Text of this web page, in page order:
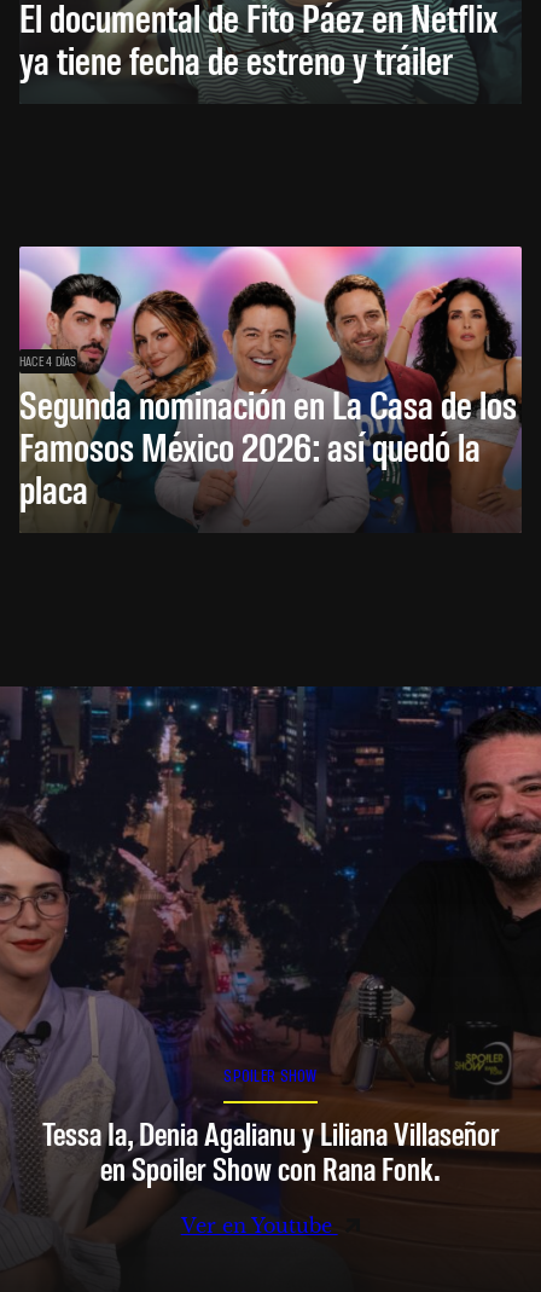
El documental de Fito Páez en Netflix
ya tiene fecha de estreno y tráiler
HACE 4 DÍAS
Segunda nominación en La Casa de los
Famosos México 2026: así quedó la
placa
SPOILER SHOW
Tessa Ia, Denia Agalianu y Liliana Villaseñor
en Spoiler Show con Rana Fonk.
Ver en Youtube